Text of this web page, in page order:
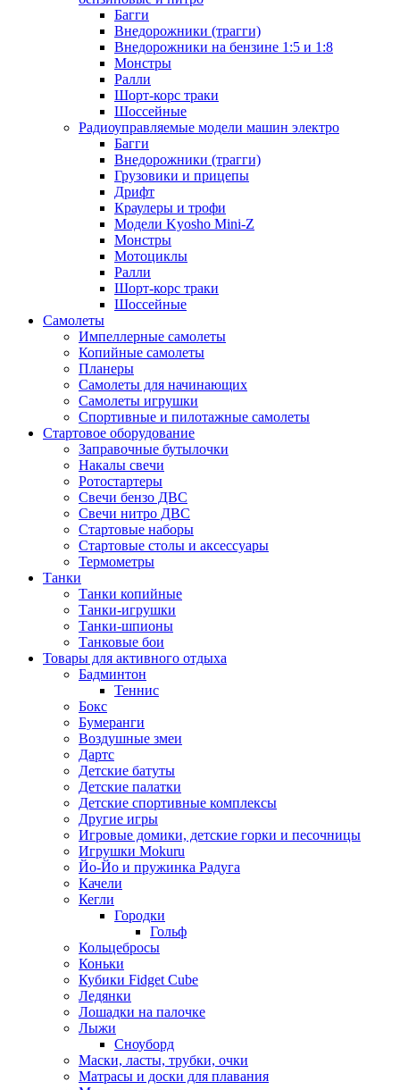
Багги
Внедорожники (трагги)
Внедорожники на бензине 1:5 и 1:8
Монстры
Ралли
Шорт-корс траки
Шоссейные
Радиоуправляемые модели машин электро
Багги
Внедорожники (трагги)
Грузовики и прицепы
Дрифт
Краулеры и трофи
Модели Kyosho Mini-Z
Монстры
Мотоциклы
Ралли
Шорт-корс траки
Шоссейные
Самолеты
Импеллерные самолеты
Копийные самолеты
Планеры
Самолеты для начинающих
Самолеты игрушки
Спортивные и пилотажные самолеты
Стартовое оборудование
Заправочные бутылочки
Накалы свечи
Ротостартеры
Свечи бензо ДВС
Свечи нитро ДВС
Стартовые наборы
Стартовые столы и аксессуары
Термометры
Танки
Танки копийные
Танки-игрушки
Танки-шпионы
Танковые бои
Товары для активного отдыха
Бадминтон
Теннис
Бокс
Бумеранги
Воздушные змеи
Дартс
Детские батуты
Детские палатки
Детские спортивные комплексы
Другие игры
Игровые домики, детские горки и песочницы
Игрушки Mokuru
Йо-Йо и пружинка Радуга
Качели
Кегли
Городки
Гольф
Кольцебросы
Коньки
Кубики Fidget Cube
Ледянки
Лошадки на палочке
Лыжи
Сноуборд
Маски, ласты, трубки, очки
Матрасы и доски для плавания